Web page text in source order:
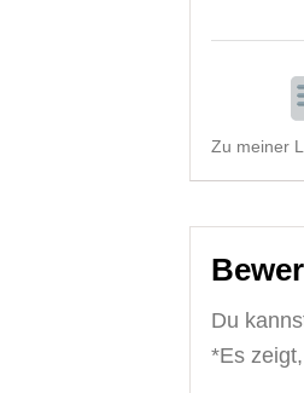
Zu meiner
Du
*Es